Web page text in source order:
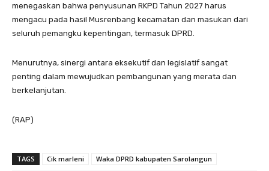
menegaskan bahwa penyusunan RKPD Tahun 2027 harus
mengacu pada hasil Musrenbang kecamatan dan masukan dari
seluruh pemangku kepentingan, termasuk DPRD.
Menurutnya, sinergi antara eksekutif dan legislatif sangat
penting dalam mewujudkan pembangunan yang merata dan
berkelanjutan.
(RAP)
TAGS Cik marleni Waka DPRD kabupaten Sarolangun